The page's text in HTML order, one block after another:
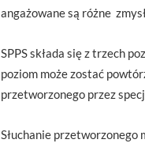
angażowane są różne
SPPS składa się z trzech
poziom może zostać
przetworzonego przez
Słuchanie przetworzonego